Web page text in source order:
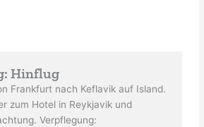
Hinflug
Frankfurt nach Keflavik auf Island.
zum Hotel in Reykjavik und
Verpflegung: